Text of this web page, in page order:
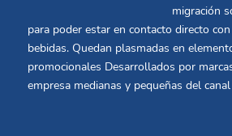
migración
para poder estar en contacto directo
bebidas. Quedan plasmadas en
promocionales Desarrollados por
empresa medianas y pequeñas del